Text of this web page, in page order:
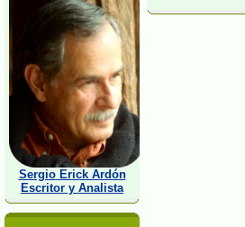
Sergio Erick Ardón
Escritor y Analista